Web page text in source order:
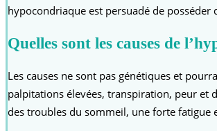
hypocondriaque est persuadé de
Quelles sont les causes de
Les causes ne sont pas génétiques et
palpitations élevées, transpiration, peur et
des troubles du sommeil, une forte